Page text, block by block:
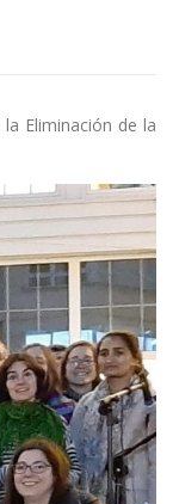
Eliminación de la